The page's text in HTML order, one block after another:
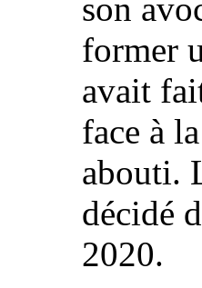
son
former
avait
face à
abouti.
décidé
2020.